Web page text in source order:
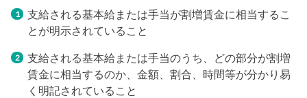
支給される基本給または手当が割増賃金に相当するこ
とが明示されていること
支給される基本給または手当のうち、どの部分が割増
賃金に相当するのか、金額、割合、時間等が分かり易
く明記されていること